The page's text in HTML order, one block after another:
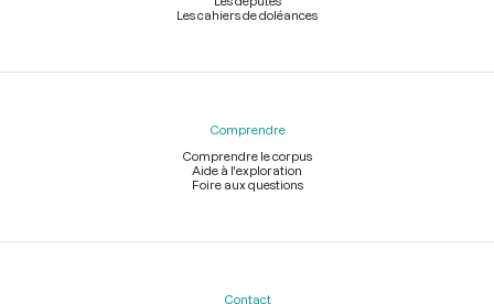
Les cahiers de doléances
Comprendre
Comprendre le corpus
Aide à l'exploration
Foire aux questions
Contact